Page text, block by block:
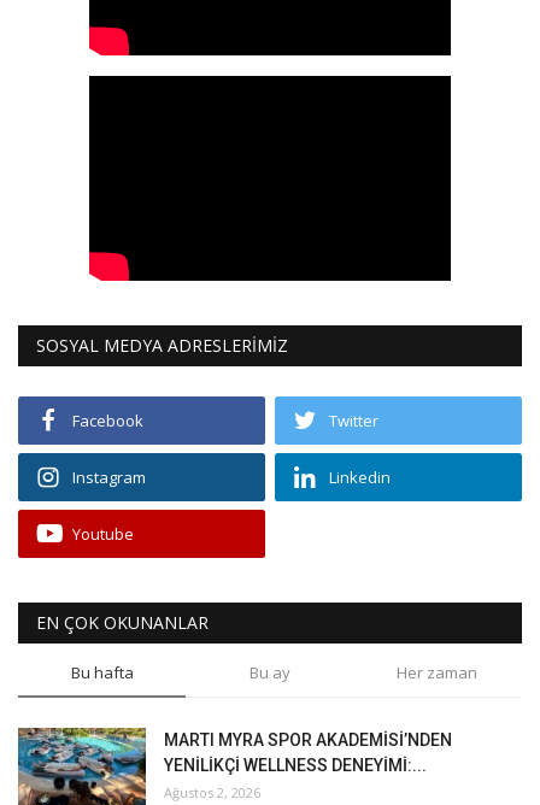
SOSYAL MEDYA ADRESLERİMİZ
Facebook Twitter
Instagram Linkedin
Youtube
EN ÇOK OKUNANLAR
Bu hafta Bu ay Her zaman
MARTI MYRA SPOR AKADEMİSİ’NDEN
YENİLİKÇİ WELLNESS DENEYİMİ:...
Ağustos 2, 2026